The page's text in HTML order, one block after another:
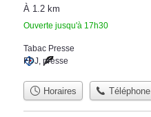
À 1.2 km
Ouverte jusqu'à 17h30
Tabac Presse
FDJ, presse
Horaires Téléphone